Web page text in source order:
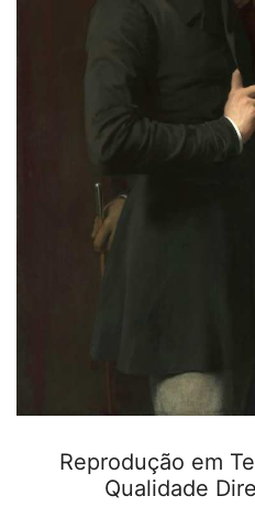
Reprodução em
Qualidade